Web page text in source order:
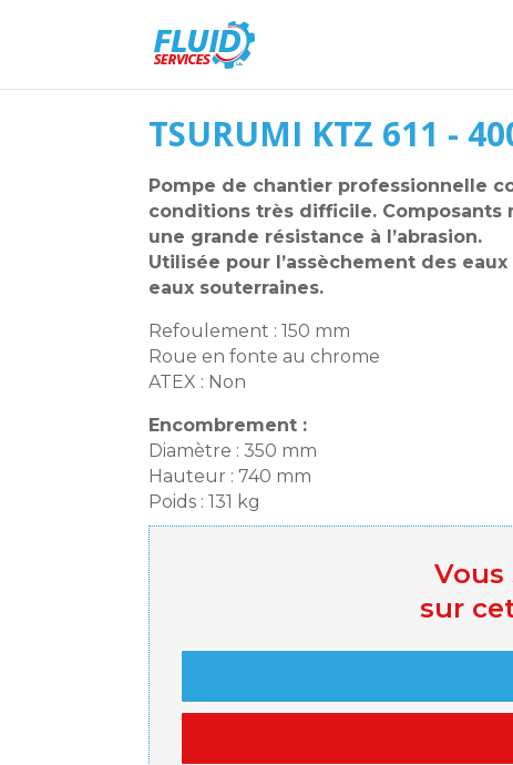
TSURUMI KTZ 611 -
Pompe de chantier professionnelle
conditions très difficile.
une grande résistance à l’abrasion.
Utilisée pour l’assèchement des
eaux souterraines.
Refoulement : 150 mm
Roue en fonte au chrome
ATEX : Non
Encombrement :
Diamètre : 350 mm
Hauteur : 740 mm
Poids : 131 kg
sur